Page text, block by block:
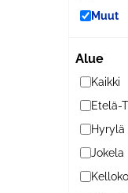
Muut
Alue
Kaikki
Etelä-
Hyrylä
Jokela